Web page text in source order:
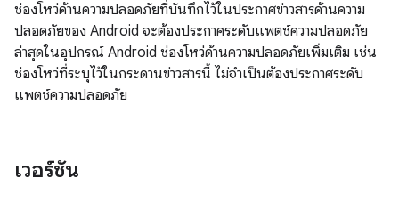
ช่องโหว่ด้านความปลอดภัยที่บันทึกไว้ในประกาศข่าวสารด้านความ
ปลอดภัยของ Android จะต้องประกาศระดับแพตช์ความปลอดภัย
ล่าสุดในอุปกรณ์ Android ช่องโหว่ด้านความปลอดภัยเพิ่มเติม เช่น
ช่องโหว่ที่ระบุไว้ในกระดานข่าวสารนี้ ไม่จำเป็นต้องประกาศระดับ
แพตช์ความปลอดภัย
เวอร์ชัน